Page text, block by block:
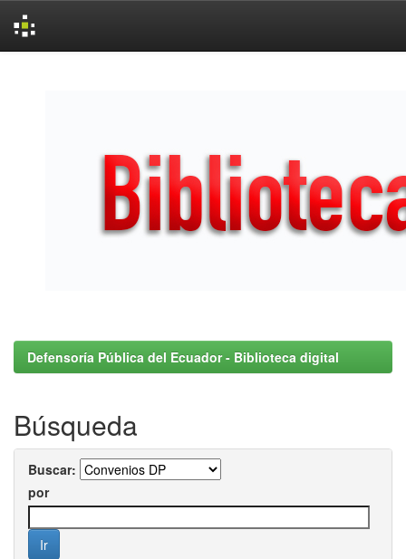
Defensoría Pública del Ecuador - Biblioteca digital
Búsqueda
Buscar:
por